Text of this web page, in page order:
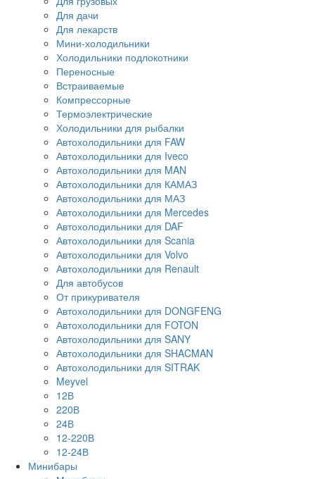
Для дачи
Для лекарств
Мини-холодильники
Холодильники подлокотники
Переносные
Встраиваемые
Компрессорные
Термоэлектрические
Холодильники для рыбалки
Автохолодильники для FAW
Автохолодильники для Iveco
Автохолодильники для MAN
Автохолодильники для КАМАЗ
Автохолодильники для МАЗ
Автохолодильники для Mercedes
Автохолодильники для DAF
Автохолодильники для Scania
Автохолодильники для Volvo
Автохолодильники для Renault
Для автобусов
От прикуривателя
Автохолодильники для DONGFENG
Автохолодильники для FOTON
Автохолодильники для SANY
Автохолодильники для SHACMAN
Автохолодильники для SITRAK
Meyvel
12В
220В
24В
12-220В
12-24В
Минибары